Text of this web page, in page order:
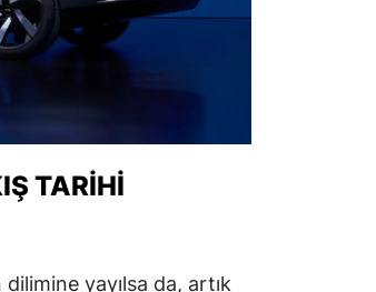
TARIHI
yayılsa da, artık